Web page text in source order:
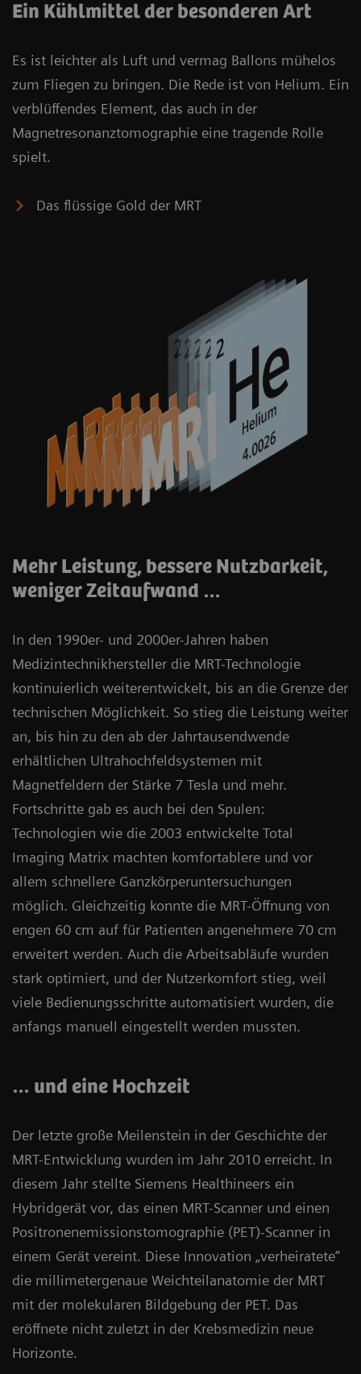
Ein Kühlmittel der besonderen Art
Es ist leichter als Luft und vermag Ballons mühelos
zum Fliegen zu bringen. Die Rede ist von Helium. Ein
verblüffendes Element, das auch in der
Magnetresonanztomographie eine tragende Rolle
spielt.
Das flüssige Gold der MRT
Mehr Leistung, bessere Nutzbarkeit,
weniger Zeitaufwand …
In den 1990er- und 2000er-Jahren haben
Medizintechnikhersteller die MRT-Technologie
kontinuierlich weiterentwickelt, bis an die Grenze der
technischen Möglichkeit. So stieg die Leistung weiter
an, bis hin zu den ab der Jahrtausendwende
erhältlichen Ultrahochfeldsystemen mit
Magnetfeldern der Stärke 7 Tesla und mehr.
Fortschritte gab es auch bei den Spulen:
Technologien wie die 2003 entwickelte Total
Imaging Matrix machten komfortablere und vor
allem schnellere Ganzkörperuntersuchungen
möglich. Gleichzeitig konnte die MRT-Öffnung von
engen 60 cm auf für Patienten angenehmere 70 cm
erweitert werden. Auch die Arbeitsabläufe wurden
stark optimiert, und der Nutzerkomfort stieg, weil
viele Bedienungsschritte automatisiert wurden, die
anfangs manuell eingestellt werden mussten.
… und eine Hochzeit
Der letzte große Meilenstein in der Geschichte der
MRT-Entwicklung wurden im Jahr 2010 erreicht. In
diesem Jahr stellte Siemens Healthineers ein
Hybridgerät vor, das einen MRT-Scanner und einen
Positronenemissionstomographie (PET)-Scanner in
einem Gerät vereint. Diese Innovation „verheiratete“
die millimetergenaue Weichteilanatomie der MRT
mit der molekularen Bildgebung der PET. Das
eröffnete nicht zuletzt in der Krebsmedizin neue
Horizonte.